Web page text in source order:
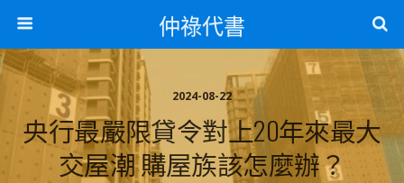
仲祿代書
2024-08-22
央行最嚴限貸令對上20年來最大
交屋潮 購屋族該怎麼辦？